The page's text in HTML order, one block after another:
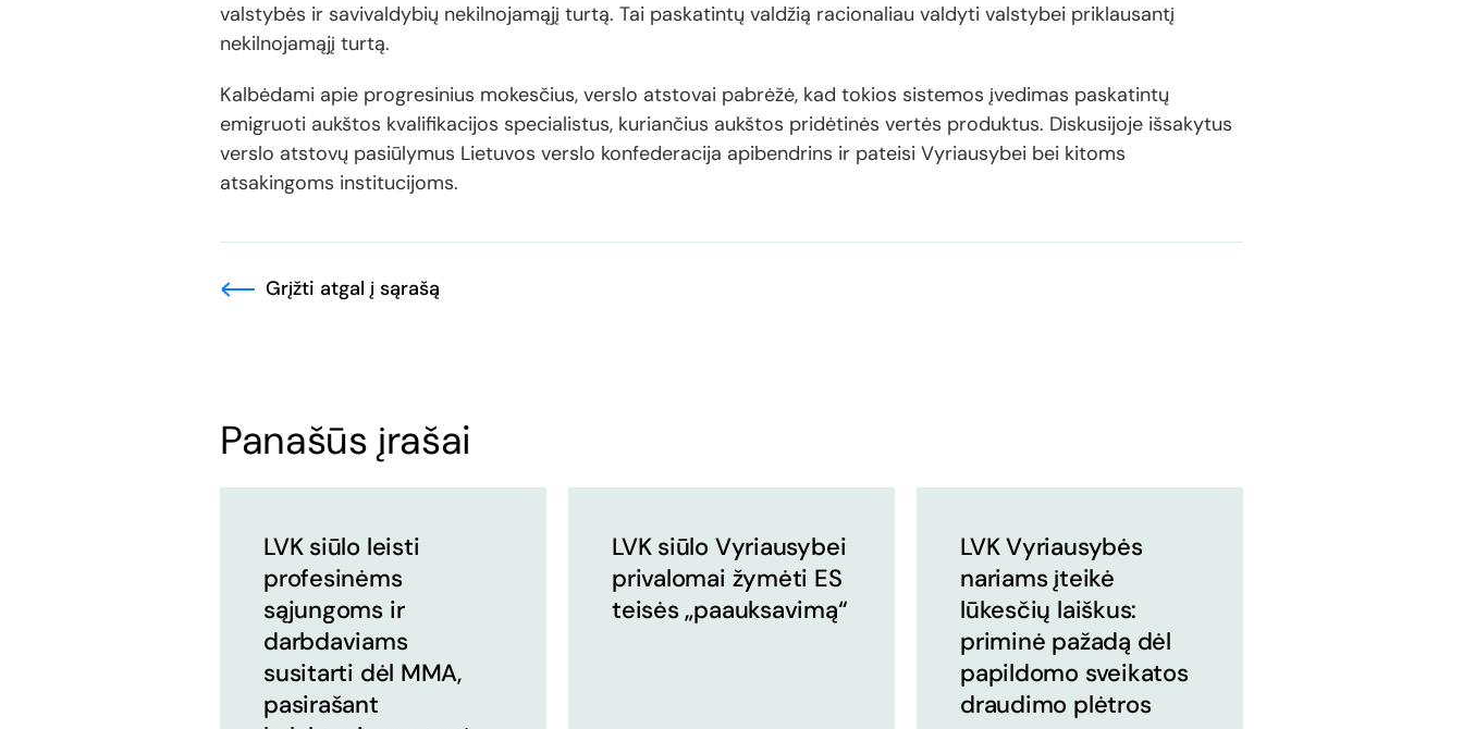
valstybės ir savivaldybių nekilnojamąjį turtą. Tai paskatintų valdžią racionaliau valdyti valstybei priklausantį
nekilnojamąjį turtą.
Kalbėdami apie progresinius mokesčius, verslo atstovai pabrėžė, kad tokios sistemos įvedimas paskatintų
emigruoti aukštos kvalifikacijos specialistus, kuriančius aukštos pridėtinės vertės produktus. Diskusijoje išsakytus
verslo atstovų pasiūlymus Lietuvos verslo konfederacija apibendrins ir pateisi Vyriausybei bei kitoms
atsakingoms institucijoms.
Grįžti atgal į sąrašą
Panašūs įrašai
LVK siūlo leisti
profesinėms
sąjungoms ir
darbdaviams
susitarti dėl MMA,
pasirašant
LVK siūlo Vyriausybei
privalomai žymėti ES
teisės „paauksavimą“
LVK Vyriausybės
nariams įteikė
lūkesčių laiškus:
priminė pažadą dėl
papildomo sveikatos
draudimo plėtros